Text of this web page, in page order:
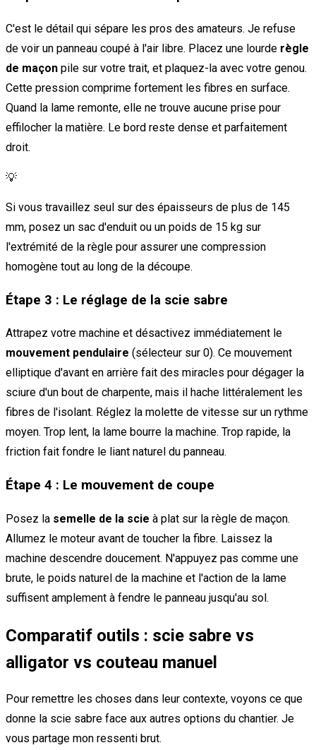
C'est le détail qui sépare les pros des amateurs. Je refuse
de voir un panneau coupé à l'air libre. Placez une lourde règle
de maçon pile sur votre trait, et plaquez-la avec votre genou.
Cette pression comprime fortement les fibres en surface.
Quand la lame remonte, elle ne trouve aucune prise pour
effilocher la matière. Le bord reste dense et parfaitement
droit.
💡
Si vous travaillez seul sur des épaisseurs de plus de 145
mm, posez un sac d'enduit ou un poids de 15 kg sur
l'extrémité de la règle pour assurer une compression
homogène tout au long de la découpe.
Étape 3 : Le réglage de la scie sabre
Attrapez votre machine et désactivez immédiatement le
mouvement pendulaire (sélecteur sur 0). Ce mouvement
elliptique d'avant en arrière fait des miracles pour dégager la
sciure d'un bout de charpente, mais il hache littéralement les
fibres de l'isolant. Réglez la molette de vitesse sur un rythme
moyen. Trop lent, la lame bourre la machine. Trop rapide, la
friction fait fondre le liant naturel du panneau.
Étape 4 : Le mouvement de coupe
Posez la semelle de la scie à plat sur la règle de maçon.
Allumez le moteur avant de toucher la fibre. Laissez la
machine descendre doucement. N'appuyez pas comme une
brute, le poids naturel de la machine et l'action de la lame
suffisent amplement à fendre le panneau jusqu'au sol.
Comparatif outils : scie sabre vs
alligator vs couteau manuel
Pour remettre les choses dans leur contexte, voyons ce que
donne la scie sabre face aux autres options du chantier. Je
vous partage mon ressenti brut.